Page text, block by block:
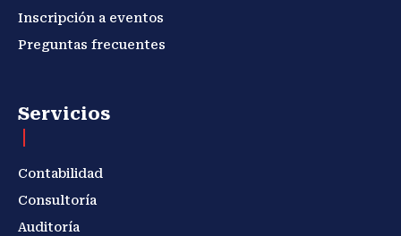
Inscripción a eventos
Preguntas frecuentes
Servicios
Contabilidad
Consultoría
Auditoría